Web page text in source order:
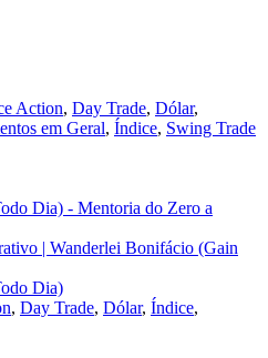
Action, Day Trade, Dólar,
em Geral, Índice, Swing Trade
| Wanderlei Bonifácio (Gain
Dia)
, Day Trade, Dólar, Índice,